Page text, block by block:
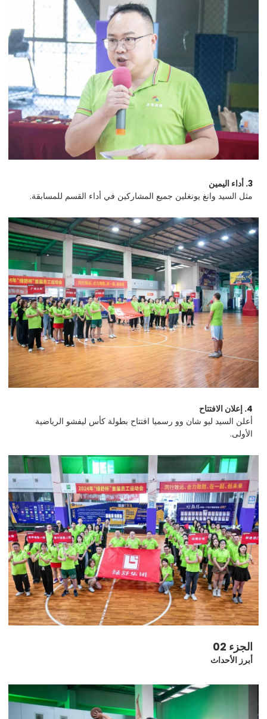
3. أداء اليمين
مثل السيد وانغ يونغلين جميع المشاركين في أداء القسم للمسابقة.
4. إعلان الافتتاح
أعلن السيد ليو شان وو رسميا افتتاح بطولة كأس ليفشو الرياضية
الأولى.
الجزء 02
أبرز الأحداث